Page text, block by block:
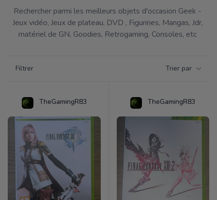
Rechercher parmi les meilleurs objets d'occasion Geek -
Jeux vidéo, Jeux de plateau, DVD , Figurines, Mangas, Jdr,
matériel de GN, Goodies, Retrogaming, Consoles, etc
Filtrer Trier par
TheGamingR83 TheGamingR83